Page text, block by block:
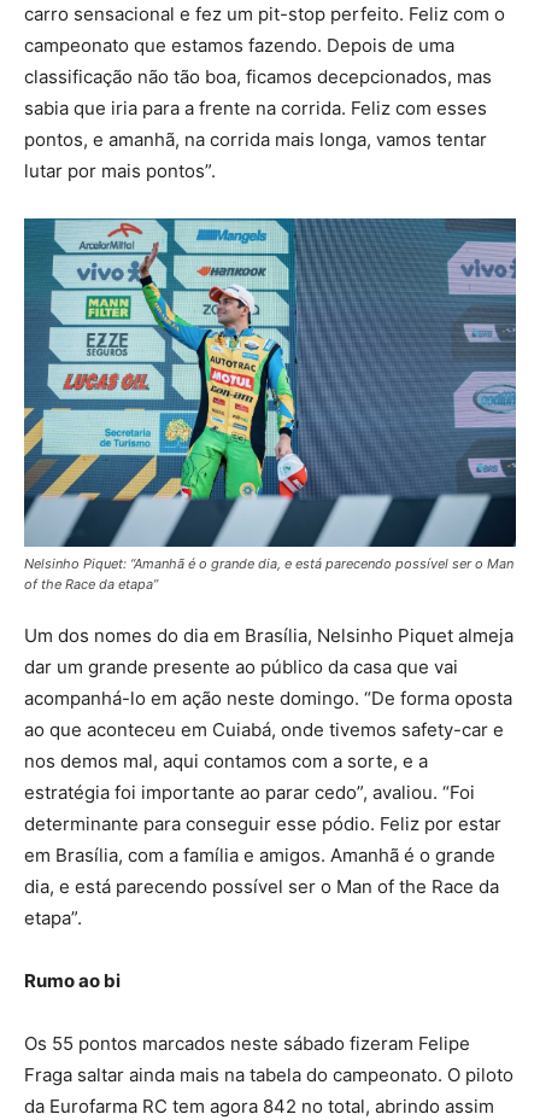
carro sensacional e fez um pit-stop perfeito. Feliz com o
campeonato que estamos fazendo. Depois de uma
classificação não tão boa, ficamos decepcionados, mas
sabia que iria para a frente na corrida. Feliz com esses
pontos, e amanhã, na corrida mais longa, vamos tentar
lutar por mais pontos”.
Nelsinho Piquet: “Amanhã é o grande dia, e está parecendo possível ser o Man
of the Race da etapa”
Um dos nomes do dia em Brasília, Nelsinho Piquet almeja
dar um grande presente ao público da casa que vai
acompanhá-lo em ação neste domingo. “De forma oposta
ao que aconteceu em Cuiabá, onde tivemos safety-car e
nos demos mal, aqui contamos com a sorte, e a
estratégia foi importante ao parar cedo”, avaliou. “Foi
determinante para conseguir esse pódio. Feliz por estar
em Brasília, com a família e amigos. Amanhã é o grande
dia, e está parecendo possível ser o Man of the Race da
etapa”.
Rumo ao bi
Os 55 pontos marcados neste sábado fizeram Felipe
Fraga saltar ainda mais na tabela do campeonato. O piloto
da Eurofarma RC tem agora 842 no total, abrindo assim